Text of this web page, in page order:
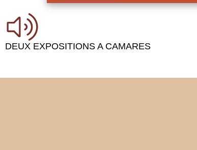
DEUX EXPOSITIONS A CAMARES